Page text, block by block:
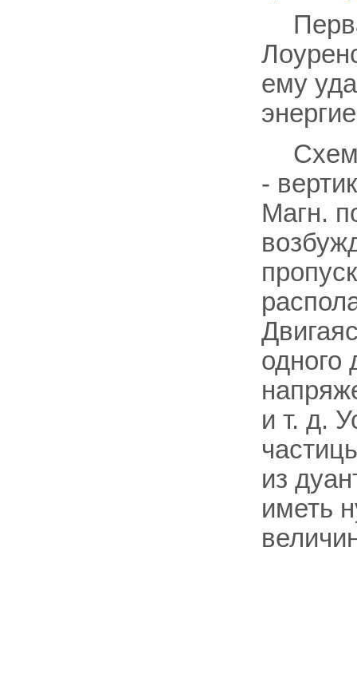
ему
-
Магн.
одного
и т. д.
из
иметь